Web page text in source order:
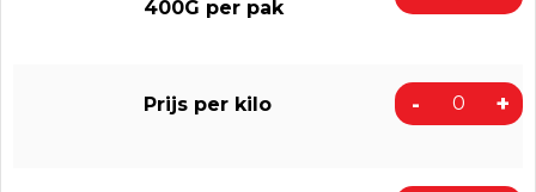
400G per pak
Prijs per kilo - +